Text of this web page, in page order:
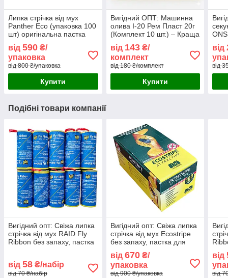
Липка стрічка від мух
Panther Eco (упаковка 100
шт) оригінальна пастка
від 590 ₴/
упаковка
від 800 ₴/упаковка
Купити
Вигідний ОПТ: Машинна
олива І-20 Рем Пласт 20г
(Комплект 10 шт.) – Краща
магазинів: очищена
від 143₴/
комплект
від 180 ₴/комплект
Купити
від
від
Подібні товари компанії
Вигідний опт: Свіжа липка
стрічка від мух RAID Fly
Ribbon без запаху, пастка
від 58 ₴/набір
від 70 ₴/набір
Вигідний опт: Свіжа липка
стрічка від мух Ecostripe
без запаху, пастка для
комах (упаковка 100 шт)
від 670₴/
упаковка
від 900 ₴/упаковка
шт)
від
від